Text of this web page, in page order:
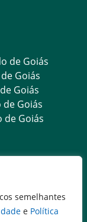
semelhantes
e Política
de Goiás
Goiás
Goiás
Goiás
de Goiás